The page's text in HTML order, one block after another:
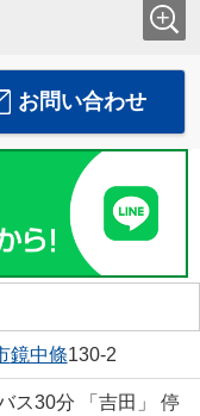
お問い合わせ
鏡中條130-2
ス30分 「吉田」 停